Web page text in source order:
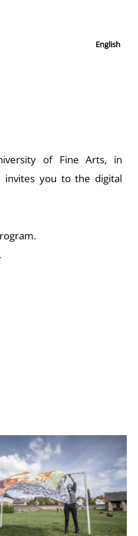
English
of Fine Arts, in
invites you to the digital